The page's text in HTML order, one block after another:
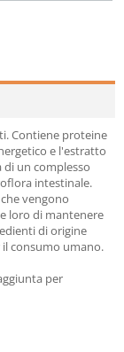
Contiene proteine
e l'estratto
di un complesso
intestinale.
vengono
loro di mantenere
di origine
consumo umano.
per